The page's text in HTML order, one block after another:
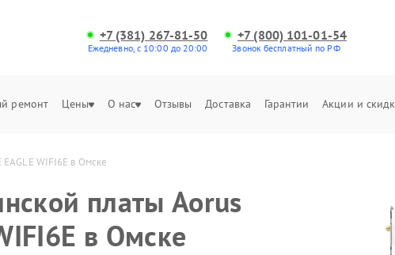
+7 (381) 267-81-50
Ежедневно, с 10:00 до 20:00
+7 (800) 101-01-54
Звонок бесплатный по РФ
ремонт Цены О нас Отзывы Доставка Гарантии Акции и
WIFI6E в Омске
платы Aorus
в Омске